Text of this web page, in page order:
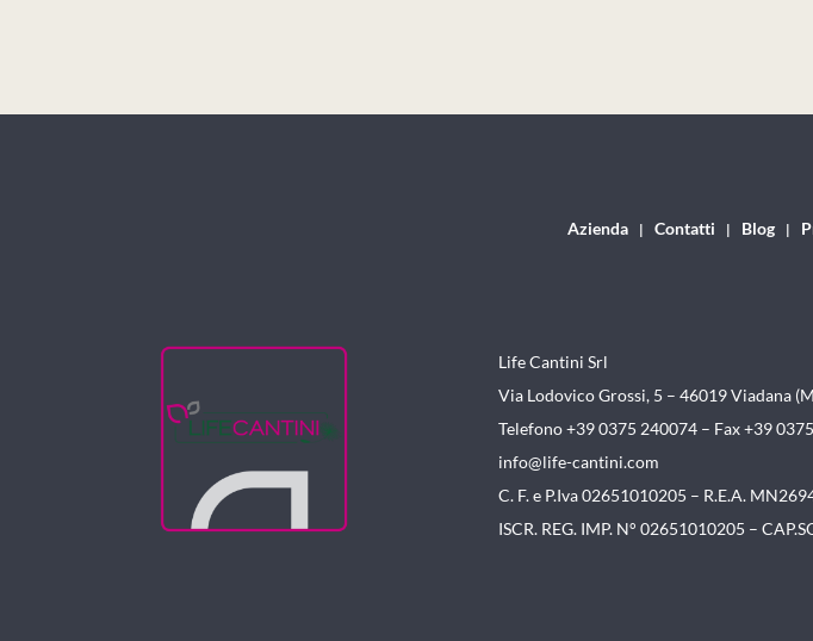
Azienda Contatti Blog
Life Cantini Srl
Via Lodovico Grossi, 5 – 46019Viadana
Telefono +39 0375 240074 – Fax +39
info@life-cantini.com
C. F. e P.Iva 02651010205 – R.E.A.
ISCR. REG. IMP. N° 02651010205 –